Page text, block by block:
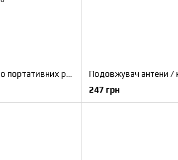
Зарядний пристрій до портативних радіостанцій Motorola DP2400 / DP2600 / DP4400 / DP4600 / DP4800 / R7 / R7A
247 грн